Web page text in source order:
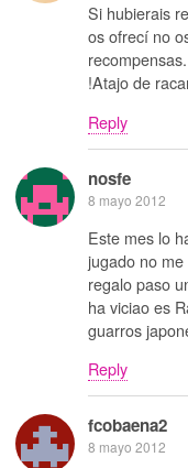
Si hubierais
os ofrecí no
recompensas.
!Atajo de
Reply
nosfe
8 mayo 2012
Este mes lo
jugado no
regalo paso
ha viciao es
guarros
Reply
fcobaena2
8 mayo 2012